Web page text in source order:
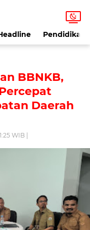
Pendidikan
BBNKB,
Daerah
WIB |